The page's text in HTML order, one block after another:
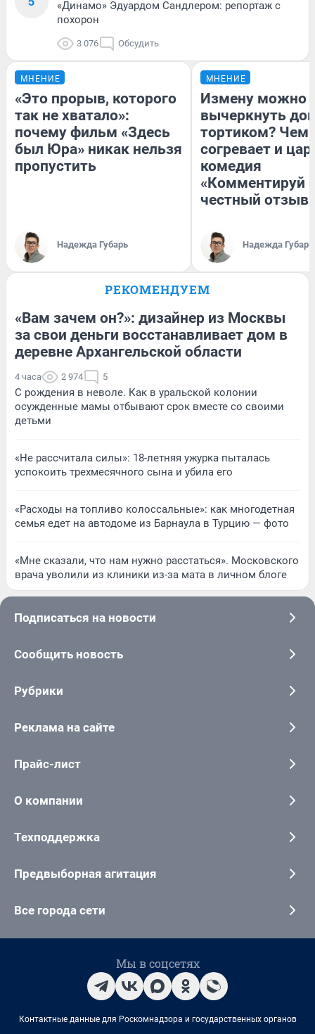
«Динамо» Эдуардом Сандлером: репортаж с
похорон
3 076 Обсудить
МНЕНИЕ
«Это прорыв, которого
так не хватало»:
почему фильм «Здесь
был Юра» никак нельзя
пропустить
Надежда Губарь
МНЕНИЕ
Измену можно
вычеркнуть
тортиком? Чем
согревает и
комедия
«Комментируй
честный отзыв
Надежда Губарь
РЕКОМЕНДУЕМ
«Вам зачем он?»: дизайнер из Москвы
за свои деньги восстанавливает дом в
деревне Архангельской области
4 часа 2 974 5
С рождения в неволе. Как в уральской колонии
осужденные мамы отбывают срок вместе со своими
детьми
«Не рассчитала силы»: 18-летняя ужурка пыталась
успокоить трехмесячного сына и убила его
«Расходы на топливо колоссальные»: как многодетная
семья едет на автодоме из Барнаула в Турцию — фото
«Мне сказали, что нам нужно расстаться». Московского
врача уволили из клиники из-за мата в личном блоге
Подписаться на новости
Сообщить новость
Рубрики
Реклама на сайте
Прайс-лист
О компании
Техподдержка
Предвыборная агитация
Все города сети
Мы в соцсетях
Контактные данные для Роскомнадзора и государственных органов